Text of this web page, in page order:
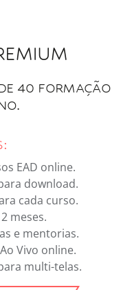
40 FORMAÇÃO
EAD online.
download.
cada curso.
meses.
e mentorias.
Vivo online.
multi-telas.